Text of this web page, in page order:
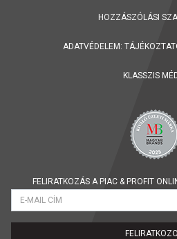
HOZZÁSZÓLÁSI
ADATVÉDELEM:
KLASSZIS
FELIRATKOZÁS A PIAC & PROFIT